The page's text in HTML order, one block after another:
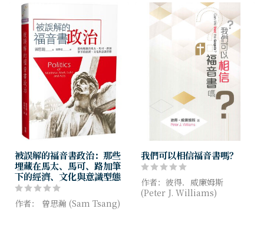
者七大需求
被誤解的福音書政治：那些
埋藏在馬太、馬可、路加筆
下的經濟、文化與意識型態
作者： 曾思瀚 (Sam Tsang)
我們可以相信福音書嗎？
作者：彼得．威廉姆斯
(Peter J. Williams)